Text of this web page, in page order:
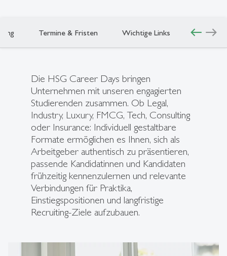
Termine & Fristen Wichtige Links west east
Die HSG Career Days bringen
Unternehmen mit unseren engagierten
Studierenden zusammen. Ob Legal,
Industry, Luxury, FMCG, Tech, Consulting
oder Insurance: Individuell gestaltbare
Formate ermöglichen es Ihnen, sich als
Arbeitgeber authentisch zu präsentieren,
passende Kandidatinnen und Kandidaten
frühzeitig kennenzulernen und relevante
Verbindungen für Praktika,
Einstiegspositionen und langfristige
Recruiting-Ziele aufzubauen.